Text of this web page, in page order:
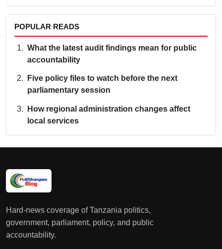
POPULAR READS
What the latest audit findings mean for public
accountability
Five policy files to watch before the next
parliamentary session
How regional administration changes affect
local services
Hard-news coverage of Tanzania politics,
government, parliament, policy, and public
accountability.